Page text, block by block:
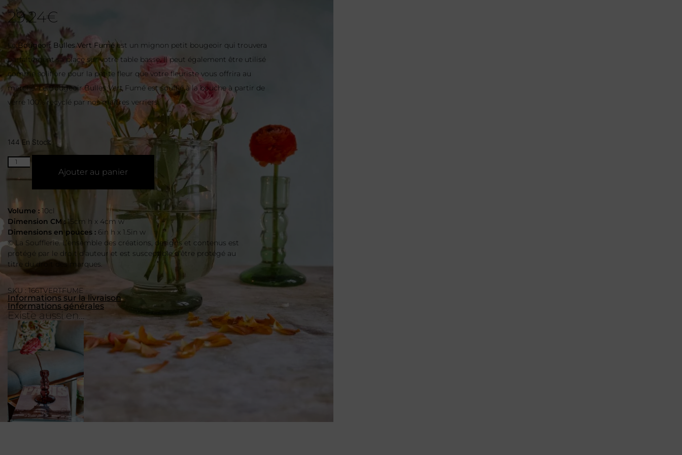
29.24€
Le Bougeoir Bulles Vert Fuméest un mignon petit bougeoir qui trouvera
parfaitement sa place sur votre table basse. Il peut également être utilisé
comme soliflore pour la petite fleur que votre fleuriste vous offrira au
marché. Le Bougeoir Bulles Vert Fumé est soufflé à la bouche à partir de
verre 100% recyclé par nos maîtres verriers.
144 En Stock
Ajouter au panier
Volume : 10cl
Dimension CM : 15cm h x 4cm w
Dimensions en pouces : 6in h x 1.5in w
© La Soufflerie. L’ensemble des créations, designs et contenus est
protégé par le droit d’auteur et est susceptible d’être protégé au
titre du droit des marques.
SKU : 166TVERTFUME
Informations sur la livraison
Informations générales
Existe aussi en...